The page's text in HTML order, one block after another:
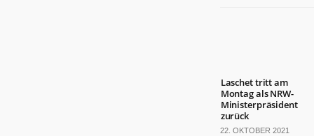
Laschet tritt am
Montag als NRW-
Ministerpräsident
zurück
22. OKTOBER 2021